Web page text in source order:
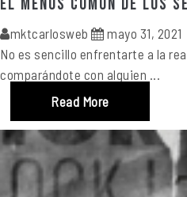
mktcarlosweb
mayo 31, 2021
No es sencillo enfrentarte a la
comparándote con alguien ...
Read More